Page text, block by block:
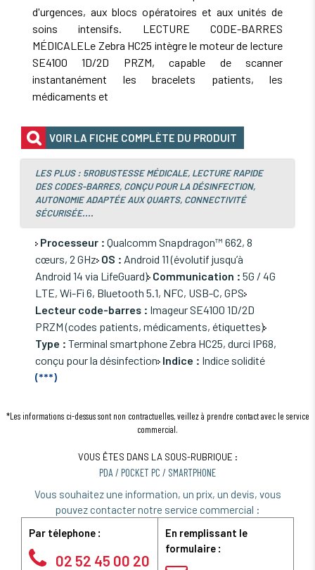
d'urgences, aux blocs opératoires et aux unités de
soins intensifs. LECTURE CODE-BARRES
MÉDICALELe Zebra HC25 intègre le moteur de lecture
SE4100 1D/2D PRZM, capable de scanner
instantanément les bracelets patients, les
médicaments et
VOIR LA FICHE COMPLÈTE DU PRODUIT
LES PLUS : 5ROBUSTESSE MÉDICALE, LECTURE RAPIDE
DES CODES-BARRES, CONÇU POUR LA DÉSINFECTION,
AUTONOMIE ADAPTÉE AUX QUARTS, CONNECTIVITÉ
SÉCURISÉE....
Processeur : Qualcomm Snapdragon™ 662, 8
cœurs, 2 GHz OS : Android 11 (évolutif jusqu’à
Android 14 via LifeGuard) Communication : 5G / 4G
LTE, Wi-Fi 6, Bluetooth 5.1, NFC, USB-C, GPS
Lecteur code-barres : Imageur SE4100 1D/2D
PRZM (codes patients, médicaments, étiquettes)
Type : Terminal smartphone Zebra HC25, durci IP68,
conçu pour la désinfection Indice : Indice solidité
(***)
*Les informations ci-dessus sont non contractuelles, veillez à prendre contact avec le service
commercial.
VOUS ÊTES DANS LA SOUS-RUBRIQUE :
PDA / POCKET PC / SMARTPHONE
Vous souhaitez une information, un prix, un devis, vous
pouvez contacter notre service commercial :
Par télephone :
02 52 45 00 20
En remplissant le
formulaire :